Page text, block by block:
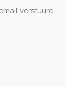
verstuurd.